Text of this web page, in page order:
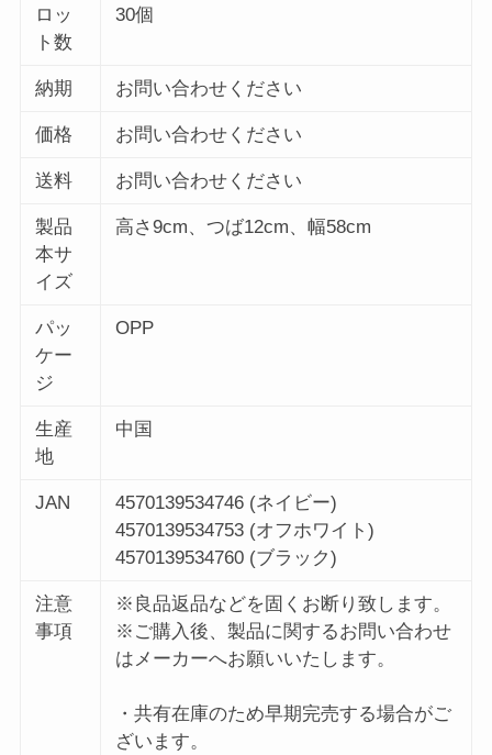
ロッ
ト数
30個
納期 お問い合わせください
価格 お問い合わせください
送料 お問い合わせください
製品
本サ
イズ
高さ9cm、つば12cm、幅58cm
パッ
ケー
ジ
OPP
生産
地
中国
JAN
4570139534746 (ネイビー)
4570139534753 (オフホワイト)
4570139534760 (ブラック)
注意
事項
※良品返品などを固くお断り致します。
※ご購入後、製品に関するお問い合わせ
はメーカーへお願いいたします。
・共有在庫のため早期完売する場合がご
ざいます。